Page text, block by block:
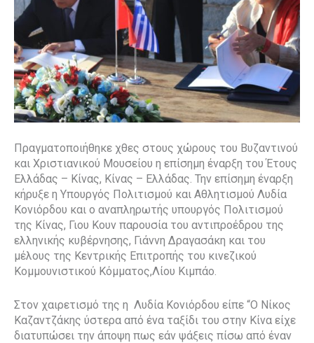
Πραγματοποιήθηκε χθες στους χώρους του Βυζαντινού
και Χριστιανικού Μουσείου η επίσημη έναρξη του Έτους
Ελλάδας – Κίνας, Κίνας – Ελλάδας. Την επίσημη έναρξη
κήρυξε η Υπουργός Πολιτισμού και Αθλητισμού Λυδία
Κονιόρδου και ο αναπληρωτής υπουργός Πολιτισμού
της Κίνας, Γιου Κουν παρουσία του αντιπροέδρου της
ελληνικής κυβέρνησης, Γιάννη Δραγασάκη και του
μέλους της Κεντρικής Επιτροπής του κινεζικού
Κομμουνιστικού Κόμματος,Λίου Κιμπάο.
Στον χαιρετισμό της η Λυδία Κονιόρδου είπε “Ο Νίκος
Καζαντζάκης ύστερα από ένα ταξίδι του στην Κίνα είχε
διατυπώσει την άποψη πως εάν ψάξεις πίσω από έναν